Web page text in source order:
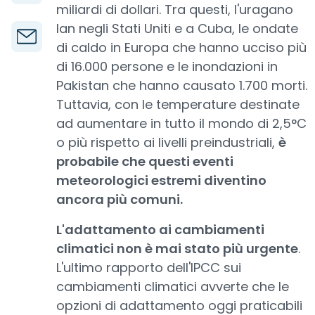
miliardi di dollari. Tra questi, l'uragano
Ian negli Stati Uniti e a Cuba, le ondate
di caldo in Europa che hanno ucciso più
di 16.000 persone e le inondazioni in
Pakistan che hanno causato 1.700 morti.
Tuttavia, con le temperature destinate
ad aumentare in tutto il mondo di 2,5°C
o più rispetto ai livelli preindustriali, è
probabile che questi eventi
meteorologici estremi diventino
ancora più comuni.
L'adattamento ai cambiamenti
climatici non è mai stato più urgente.
L'ultimo rapporto dell'IPCC sui
cambiamenti climatici avverte che le
opzioni di adattamento oggi praticabili